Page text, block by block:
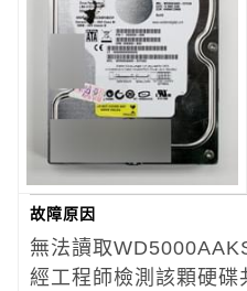
故障原因
無法讀取
經工程師檢測該顆硬